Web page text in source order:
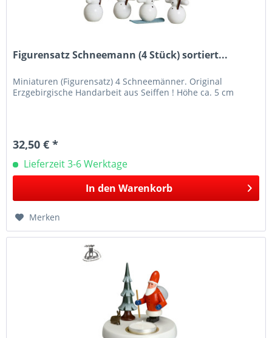
Figurensatz Schneemann (4 Stück) sortiert...
Miniaturen (Figurensatz) 4 Schneemänner. Original
Erzgebirgische Handarbeit aus Seiffen ! Höhe ca. 5 cm
32,50 € *
Lieferzeit 3-6 Werktage
In den Warenkorb
Merken